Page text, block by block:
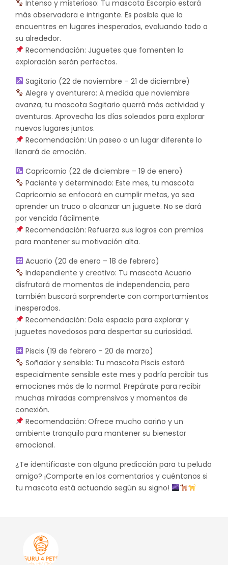
Intenso y misterioso: Tu mascota Escorpio estará
más observadora e intrigante. Es posible que la
encuentres en lugares inesperados, evaluando todo a
su alrededor.
Recomendación: Juguetes que fomenten la
exploración serán perfectos.
Sagitario (22 de noviembre – 21 de diciembre)
Alegre y aventurero: A medida que noviembre
avanza, tu mascota Sagitario querrá más actividad y
aventuras. Aprovecha los días soleados para explorar
nuevos lugares juntos.
Recomendación: Un paseo a un lugar diferente lo
llenará de emoción.
Capricornio (22 de diciembre – 19 de enero)
Paciente y determinado: Este mes, tu mascota
Capricornio se enfocará en cumplir metas, ya sea
aprender un truco o alcanzar un juguete. No se dará
por vencida fácilmente.
Recomendación: Refuerza sus logros con premios
para mantener su motivación alta.
Acuario (20 de enero – 18 de febrero)
Independiente y creativo: Tu mascota Acuario
disfrutará de momentos de independencia, pero
también buscará sorprenderte con comportamientos
inesperados.
Recomendación: Dale espacio para explorar y
juguetes novedosos para despertar su curiosidad.
Piscis (19 de febrero – 20 de marzo)
Soñador y sensible: Tu mascota Piscis estará
especialmente sensible este mes y podría percibir tus
emociones más de lo normal. Prepárate para recibir
muchas miradas comprensivas y momentos de
conexión.
Recomendación: Ofrece mucho cariño y un
ambiente tranquilo para mantener su bienestar
emocional.
¿Te identificaste con alguna predicción para tu peludo
amigo? ¡Comparte en los comentarios y cuéntanos si
tu mascota está actuando según su signo!